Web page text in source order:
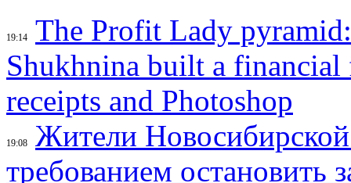
19:14
The Profit Lady
Shukhnina built a financial
receipts and Photoshop
19:08
Жители
требованием остановить